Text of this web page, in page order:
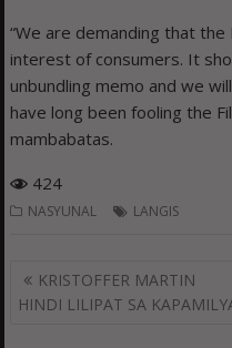
“We are demanding that
interest of consumers. It
unbundling memo and we
have long been fooling the
mambabatas.
424
NASYUNAL LANGIS
Post
navigation
KRISTOFFER MARTIN
HINDI LILIPAT SA